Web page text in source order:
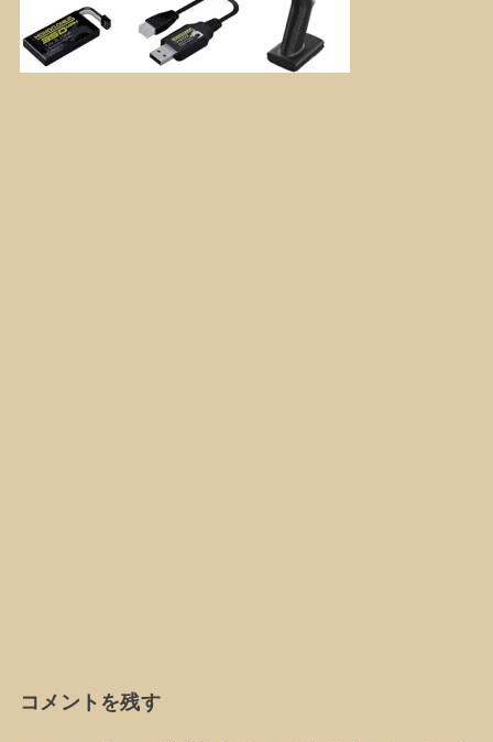
コメントを残す